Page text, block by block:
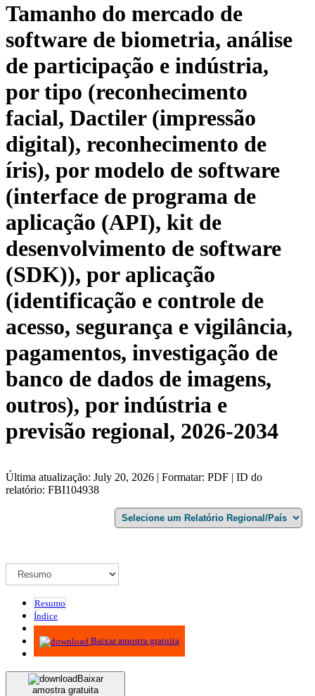
Tamanho do mercado de
software de biometria, análise
de participação e indústria,
por tipo (reconhecimento
facial, Dactiler (impressão
digital), reconhecimento de
íris), por modelo de software
(interface de programa de
aplicação (API), kit de
desenvolvimento de software
(SDK)), por aplicação
(identificação e controle de
acesso, segurança e vigilância,
pagamentos, investigação de
banco de dados de imagens,
outros), por indústria e
previsão regional, 2026-2034
Última atualização: July 20, 2026 | Formatar: PDF | ID do
relatório: FBI104938
Resumo
Índice
Metodologia
Baixar amostra gratuita
Baixar
amostra gratuita